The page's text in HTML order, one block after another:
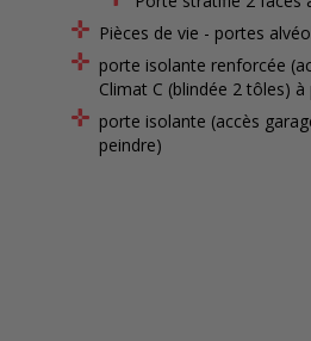
Pièces de vie - portes
porte isolante renforcée
Climat C (blindée 2 tôles) à
porte isolante (accès
peindre)